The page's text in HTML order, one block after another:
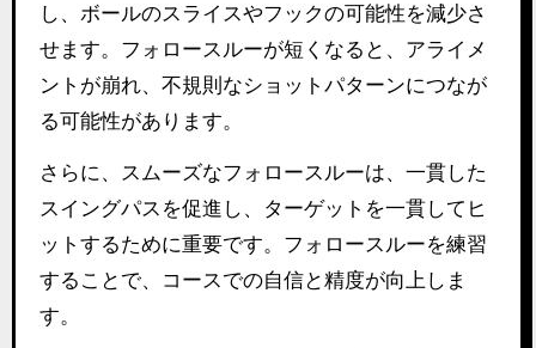
し、ボールのスライスやフックの可能性を減少さ
せます。フォロースルーが短くなると、アライメ
ントが崩れ、不規則なショットパターンにつなが
る可能性があります。
さらに、スムーズなフォロースルーは、一貫した
スイングパスを促進し、ターゲットを一貫してヒ
ットするために重要です。フォロースルーを練習
することで、コースでの自信と精度が向上しま
す。